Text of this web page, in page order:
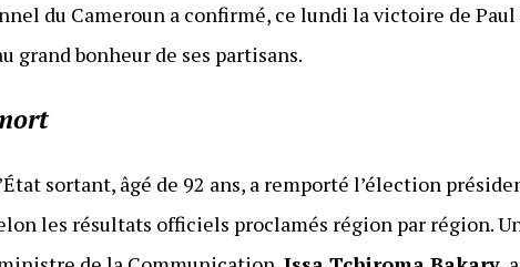
du Cameroun a confirmé, ce lundi la victoire de
grand bonheur de ses partisans.
sortant, âgé de 92 ans, a remporté l’élection
les résultats officiels proclamés région par région.